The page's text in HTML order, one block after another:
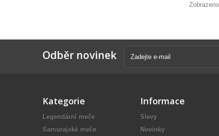
Odběr novinek
Kategorie
Legendární meče
Samurajské meče
Informace
Slevy
Novinky